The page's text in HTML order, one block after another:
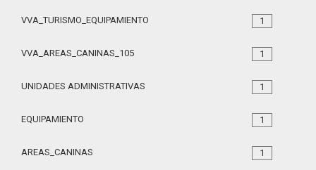
1
VVA_TURISMO_EQUIPAMIENTO_105
1
VVA_AREAS_CANINAS_105
1
UNIDADES ADMINISTRATIVAS
1
EQUIPAMIENTO
1
AREAS_CANINAS